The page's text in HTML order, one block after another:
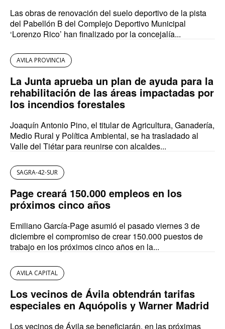
Las obras de renovación del suelo deportivo de la pista
del Pabellón B del Complejo Deportivo Municipal
‘Lorenzo Rico’ han finalizado por la concejalía...
AVILA PROVINCIA
La Junta aprueba un plan de ayuda para la
rehabilitación de las áreas impactadas por
los incendios forestales
Joaquín Antonio Pino, el titular de Agricultura, Ganadería,
Medio Rural y Política Ambiental, se ha trasladado al
Valle del Tiétar para reunirse con alcaldes...
SAGRA-42-SUR
Page creará 150.000 empleos en los
próximos cinco años
Emiliano García-Page asumió el pasado viernes 3 de
diciembre el compromiso de crear 150.000 puestos de
trabajo en los próximos cinco años en la...
AVILA CAPITAL
Los vecinos de Ávila obtendrán tarifas
especiales en Aquópolis y Warner Madrid
Los vecinos de Ávila se beneficiarán, en las próximas